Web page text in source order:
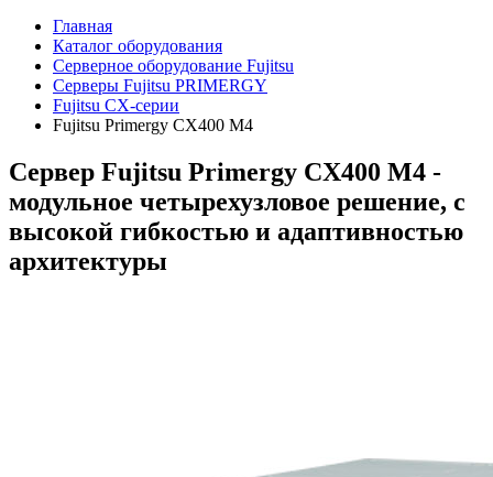
Главная
Каталог оборудования
Серверное оборудование Fujitsu
Серверы Fujitsu PRIMERGY
Fujitsu CX-серии
Fujitsu Primergy CX400 M4
Сервер Fujitsu Primergy CX400 M4 -
модульное четырехузловое решение, с
высокой гибкостью и адаптивностью
архитектуры